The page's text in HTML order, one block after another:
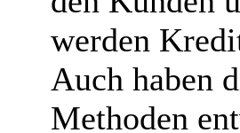
werden
Auch haben
Methoden